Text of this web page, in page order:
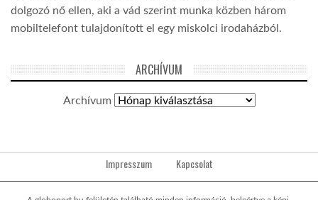
dolgozó nő ellen, aki a vád szerint munka közben három
mobiltelefont tulajdonított el egy miskolci irodaházból.
ARCHÍVUM
Archívum
Impresszum Kapcsolat